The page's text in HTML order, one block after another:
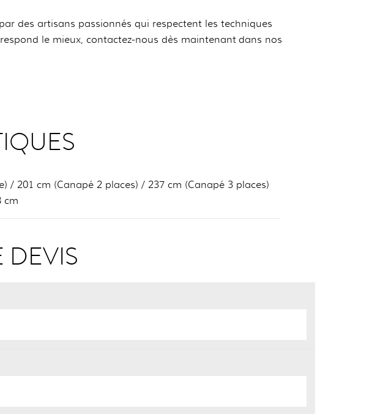
des artisans passionnés qui respectent les techniques
le mieux, contactez-nous dès maintenant dans nos
/ 201 cm (Canapé 2 places) / 237 cm (Canapé 3 places)
cm